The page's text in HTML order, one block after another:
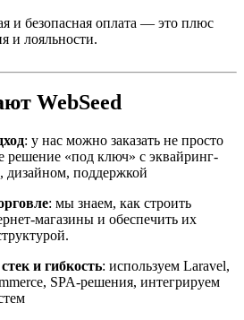
и безопасная оплата — это плюс
и лояльности.
WebSeed
: у нас можно заказать не просто
решение «под ключ» с эквайринг-
дизайном, поддержкой
: мы знаем, как строить
магазины и обеспечить их
и гибкость: используем Laravel,
SPA-решения, интегрируем